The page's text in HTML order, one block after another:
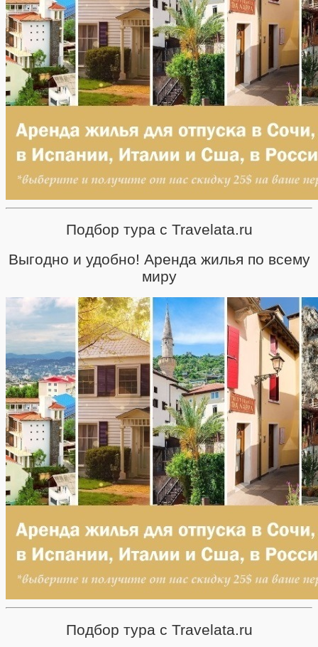
Подбор тура с Travelata.ru
Выгодно и удобно! Аренда жилья по всему
миру
Подбор тура с Travelata.ru